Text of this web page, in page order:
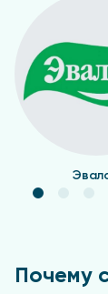
Почему